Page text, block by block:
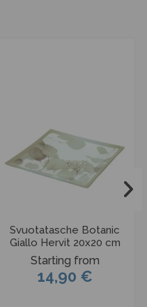
Svuotatasche Botanic
Giallo Hervit 20x20 cm
Starting from
14,90 €